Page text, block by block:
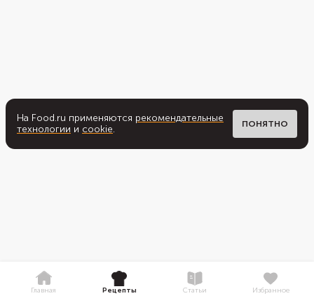
На Food.ru применяются рекомендательные
технологии и cookie. ПОНЯТНО
Главная Рецепты Статьи Избранное